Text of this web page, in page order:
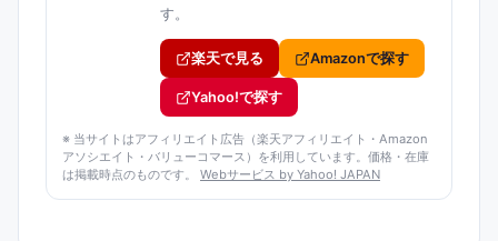
す。
楽天で見る Amazonで探す
Yahoo!で探す
※ 当サイトはアフィリエイト広告（楽天アフィリエイト・Amazon
アソシエイト ・バリューコマース ）を利用しています。価格・在庫
は掲載時点のものです。
Webサービス by Yahoo! JAPAN